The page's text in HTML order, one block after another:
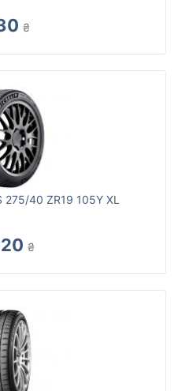
₴
40 ZR19 105Y XL
₴